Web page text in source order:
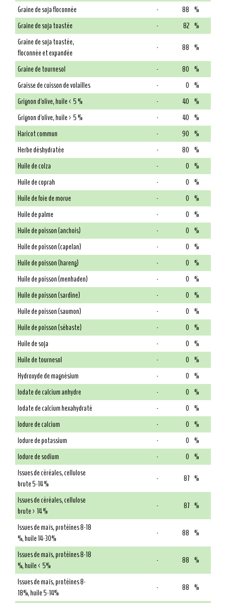
Graine de soja floconnée
- 88 %
Graine de soja toastée
- 82 %
Graine de soja toastée,
floconnée et expandée
- 88 %
Graine de tournesol
- 80 %
Graisse de cuisson de volailles
- 0 %
Grignon d'olive, huile < 5 %
- 40 %
Grignon d'olive, huile > 5 %
- 40 %
Haricot commun
- 90 %
Herbe déshydratée
- 80 %
Huile de colza
- 0 %
Huile de coprah
- 0 %
Huile de foie de morue
- 0 %
Huile de palme
- 0 %
Huile de poisson (anchois)
- 0 %
Huile de poisson (capelan)
- 0 %
Huile de poisson (hareng)
- 0 %
Huile de poisson (menhaden)
- 0 %
Huile de poisson (sardine)
- 0 %
Huile de poisson (saumon)
- 0 %
Huile de poisson (sébaste)
- 0 %
Huile de soja
- 0 %
Huile de tournesol
- 0 %
Hydroxyde de magnésium
- 0 %
Iodate de calcium anhydre
- 0 %
Iodate de calcium hexahydraté
- 0 %
Iodure de calcium
- 0 %
Iodure de potassium
- 0 %
Iodure de sodium
- 0 %
Issues de céréales, cellulose
brute 5-14 %
- 87 %
Issues de céréales, cellulose
brute > 14 %
- 87 %
Issues de maïs, protéines 8-18
%, huile 14-30%
- 88 %
Issues de maïs, protéines 8-18
%, huile < 5%
- 88 %
Issues de maïs, protéines 8-
18%, huile 5-14%
- 88 %